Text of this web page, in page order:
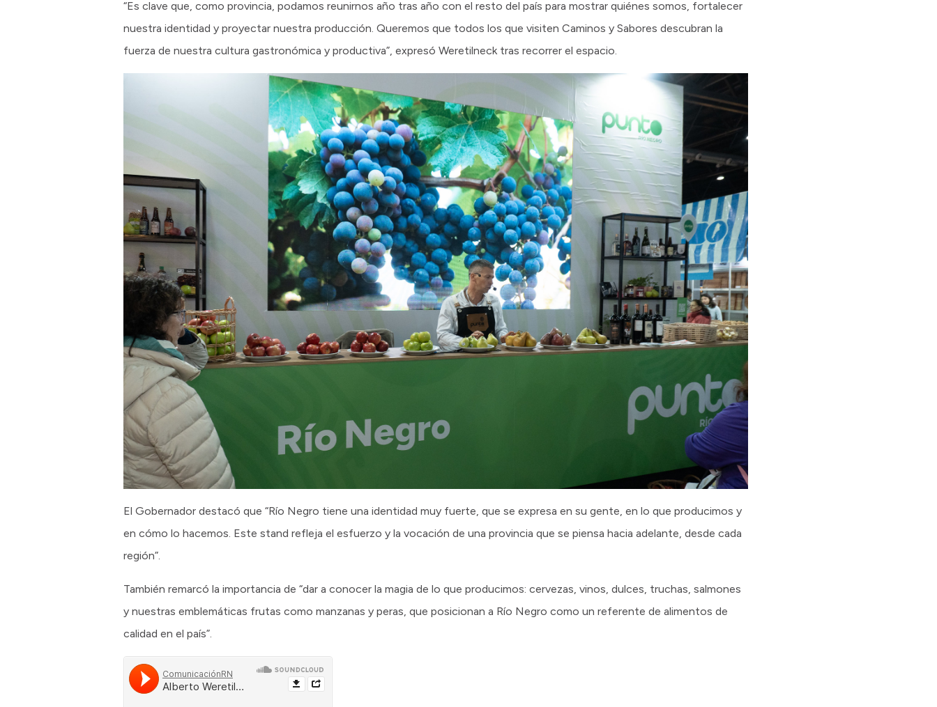
“Es clave que, como provincia, podamos reunirnos año tras año con el resto del país para mostrar quiénes somos, fortalecer
nuestra identidad y proyectar nuestra producción. Queremos que todos los que visiten Caminos y Sabores descubran la
fuerza de nuestra cultura gastronómica y productiva”, expresó Weretilneck tras recorrer el espacio.
El Gobernador destacó que “Río Negro tiene una identidad muy fuerte, que se expresa en su gente, en lo que producimos y
en cómo lo hacemos. Este stand refleja el esfuerzo y la vocación de una provincia que se piensa hacia adelante, desde cada
región”.
También remarcó la importancia de “dar a conocer la magia de lo que producimos: cervezas, vinos, dulces, truchas, salmones
y nuestras emblemáticas frutas como manzanas y peras, que posicionan a Río Negro como un referente de alimentos de
calidad en el país”.